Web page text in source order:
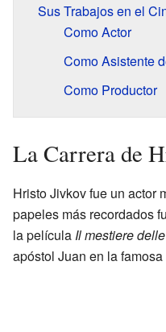
Sus Trabajos en el
Como Actor
Como Asistente
Como Productor
La Carrera de
Hristo Jivkov fue un actor
papeles más recordados
la película Il mestiere
apóstol Juan en la